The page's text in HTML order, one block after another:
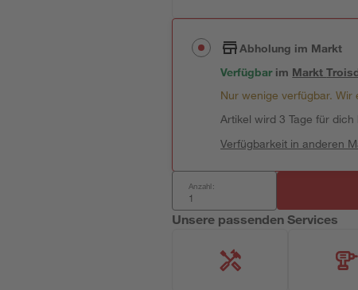
Abholung im Markt
Verfügbar im Markt
Nur wenige verfügbar.
Artikel wird 3 Tage für dich
Verfügbarkeit in anderen
Anzahl:
Unsere passenden Services